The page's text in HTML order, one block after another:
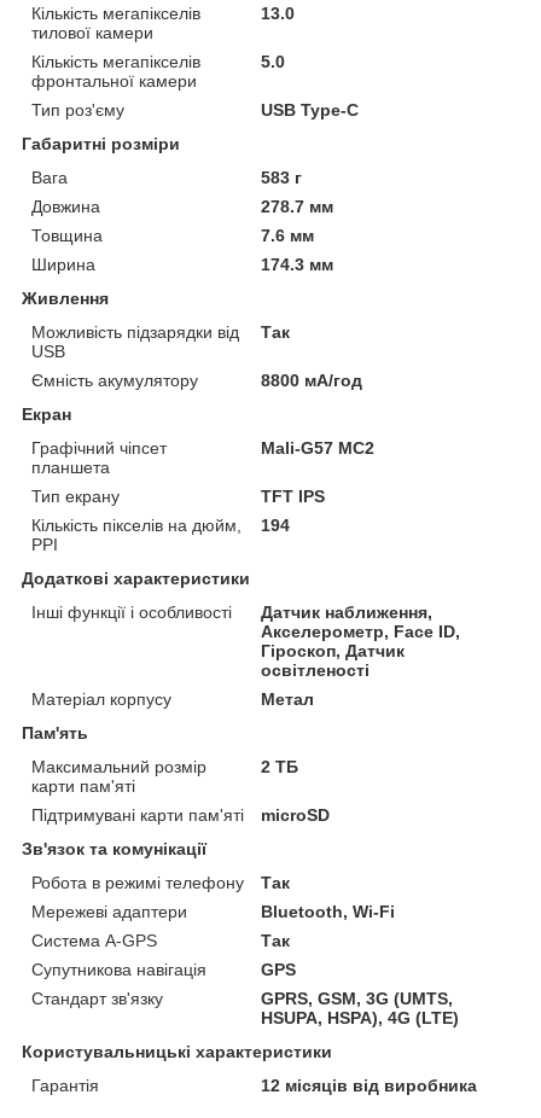
Кількість мегапікселів
тилової камери
13.0
Кількість мегапікселів
фронтальної камери
5.0
Тип роз'єму
USB Type-C
Габаритні розміри
Вага
583 г
Довжина
278.7 мм
Товщина
7.6 мм
Ширина
174.3 мм
Живлення
Можливість підзарядки від
USB
Так
Ємність акумулятору
8800 мА/год
Екран
Графічний чіпсет
планшета
Mali-G57 MC2
Тип екрану
TFT IPS
Кількість пікселів на дюйм,
PPI
194
Додаткові характеристики
Інші функції і особливості
Датчик наближення,
Акселерометр, Face ID,
Гіроскоп, Датчик
освітленості
Матеріал корпусу
Метал
Пам'ять
Максимальний розмір
карти пам'яті
2 ТБ
Підтримувані карти пам'яті
microSD
Зв'язок та комунікації
Робота в режимі телефону
Так
Мережеві адаптери
Bluetooth, Wi-Fi
Система A-GPS
Так
Супутникова навігація
GPS
Стандарт зв'язку
GPRS, GSM, 3G (UMTS,
HSUPA, HSPA), 4G (LTE)
Користувальницькі характеристики
Гарантія
12 місяців від виробника